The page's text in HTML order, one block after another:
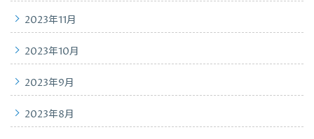
2023年11月
2023年10月
2023年9月
2023年8月